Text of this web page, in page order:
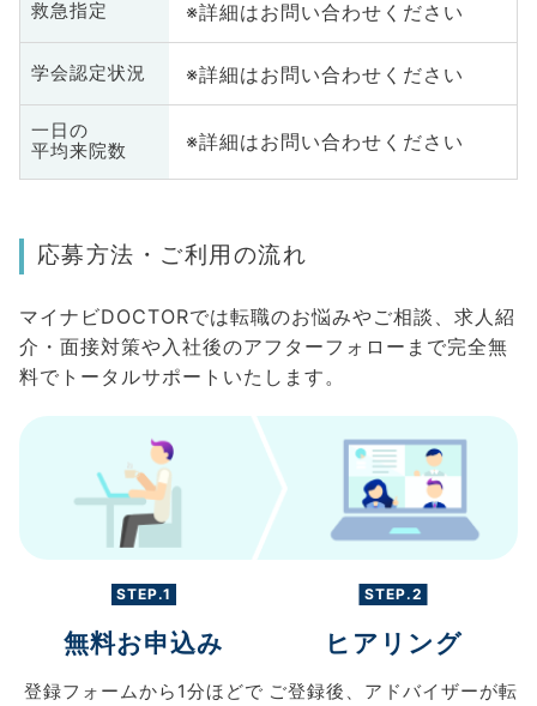
救急指定 ※詳細はお問い合わせください
学会認定状況 ※詳細はお問い合わせください
一日の
平均来院数
※詳細はお問い合わせください
応募方法・ご利用の流れ
マイナビDOCTORでは転職のお悩みやご相談、求人紹
介・面接対策や入社後のアフターフォローまで完全無
料でトータルサポートいたします。
STEP.1
無料お申込み
登録フォームから 1分ほどで
STEP.2
ヒアリング
ご登録後、 アドバイザーが転